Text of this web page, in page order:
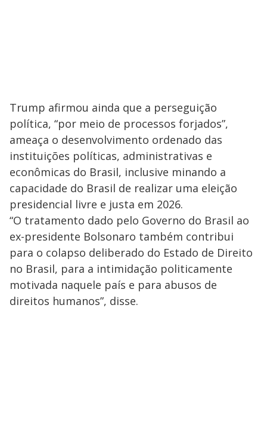
Trump afirmou ainda que a perseguição
política, “por meio de processos forjados”,
ameaça o desenvolvimento ordenado das
instituições políticas, administrativas e
econômicas do Brasil, inclusive minando a
capacidade do Brasil de realizar uma eleição
presidencial livre e justa em 2026.
“O tratamento dado pelo Governo do Brasil ao
ex-presidente Bolsonaro também contribui
para o colapso deliberado do Estado de Direito
no Brasil, para a intimidação politicamente
motivada naquele país e para abusos de
direitos humanos”, disse.